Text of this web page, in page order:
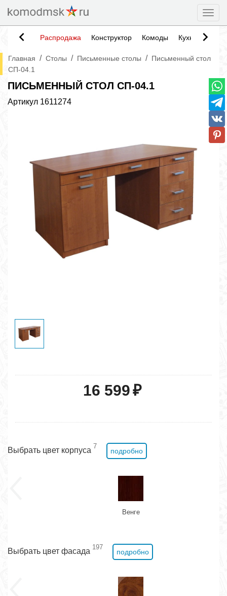
Распродажа Конструктор Комоды Кухни
Главная / Столы / Письменные столы / Письменный стол
СП-04.1
ПИСЬМЕННЫЙ СТОЛ СП-04.1
Артикул 1611274
16 599₽
Выбрать цвет корпуса 7
подробно
Венге
Выбрать цвет фасада 197
подробно